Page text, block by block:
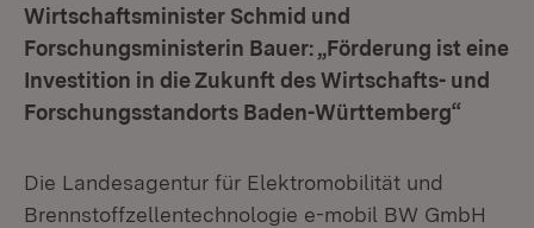
Wirtschaftsminister Schmid und
Forschungsministerin Bauer: „Förderung ist eine
Investition in die Zukunft des Wirtschafts- und
Forschungsstandorts Baden-Württemberg“
Die Landesagentur für Elektromobilität und
Brennstoffzellentechnologie e-mobil BW GmbH